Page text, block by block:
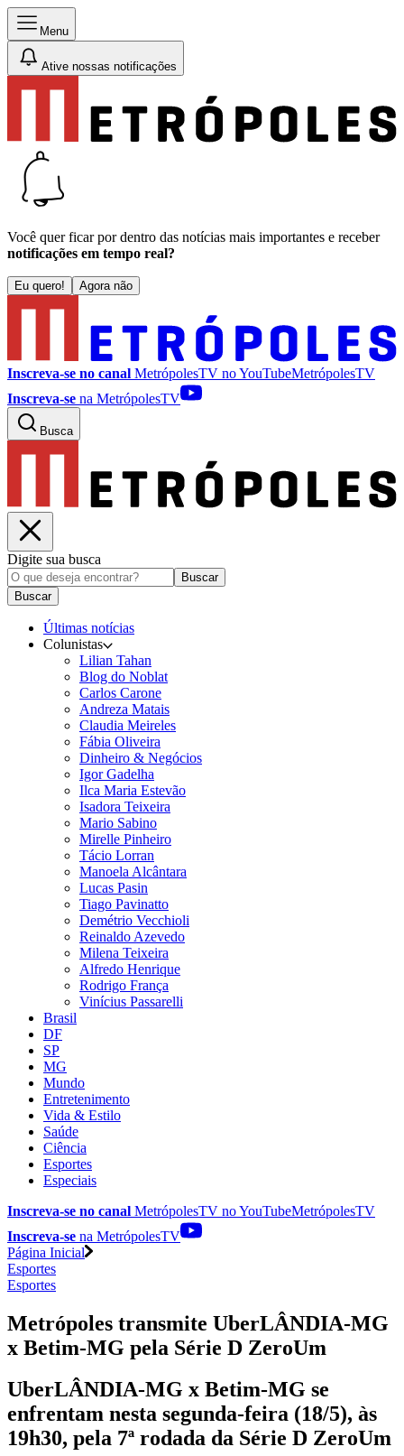
Menu
Ative nossas notificações
Você quer ficar por dentro das notícias mais importantes e receber
notificações em tempo real?
Eu quero! Agora não
Inscreva-se no canal MetrópolesTV noYouTubeMetrópolesTV
Inscreva-se na MetrópolesTV
Busca
Digite sua busca
Buscar
Buscar
Últimas notícias
Colunistas
Lilian Tahan
Blog do Noblat
Carlos Carone
Andreza Matais
Claudia Meireles
Fábia Oliveira
Dinheiro & Negócios
Igor Gadelha
Ilca Maria Estevão
Isadora Teixeira
Mario Sabino
Mirelle Pinheiro
Tácio Lorran
Manoela Alcântara
Lucas Pasin
Tiago Pavinatto
Demétrio Vecchioli
Reinaldo Azevedo
Milena Teixeira
Alfredo Henrique
Rodrigo França
Vinícius Passarelli
Brasil
DF
SP
MG
Mundo
Entretenimento
Vida & Estilo
Saúde
Ciência
Esportes
Especiais
Inscreva-se no canal MetrópolesTV noYouTubeMetrópolesTV
Inscreva-se na MetrópolesTV
Página Inicial
Esportes
Esportes
Metrópoles transmite UberLÂNDIA-MG
x Betim-MG pela Série D ZeroUm
UberLÂNDIA-MG x Betim-MG se
enfrentam nesta segunda-feira (18/5), às
19h30, pela 7ª rodada da Série D ZeroUm